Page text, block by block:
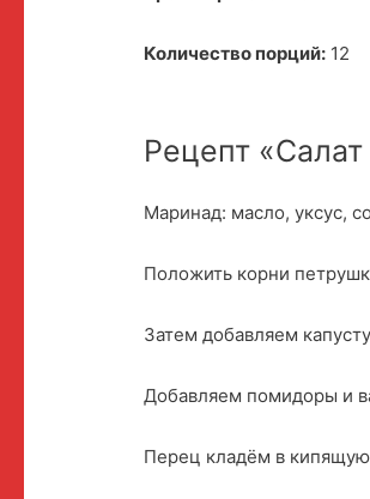
Количество порций: 12
Рецепт
Маринад: масло, уксус,
Положить корни
Затем добавляем
Добавляем помидоры и
Перец кладём в